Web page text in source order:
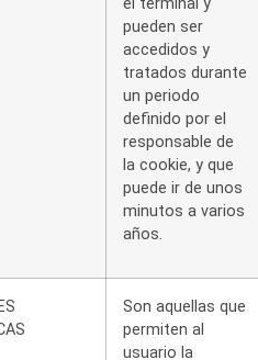
el terminal y
pueden ser
accedidos y
tratados durante
un periodo
definido por el
responsable de
la cookie, y que
puede ir de unos
minutos a varios
años.
Son aquellas que
permiten al
usuario la